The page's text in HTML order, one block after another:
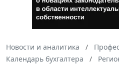
Новости и аналитика
Календарь бухгалтера